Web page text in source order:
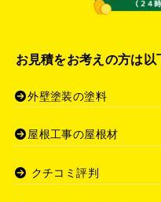
お見積をお考えの方は
外壁塗装の塗料
屋根工事の屋根材
クチコミ評判